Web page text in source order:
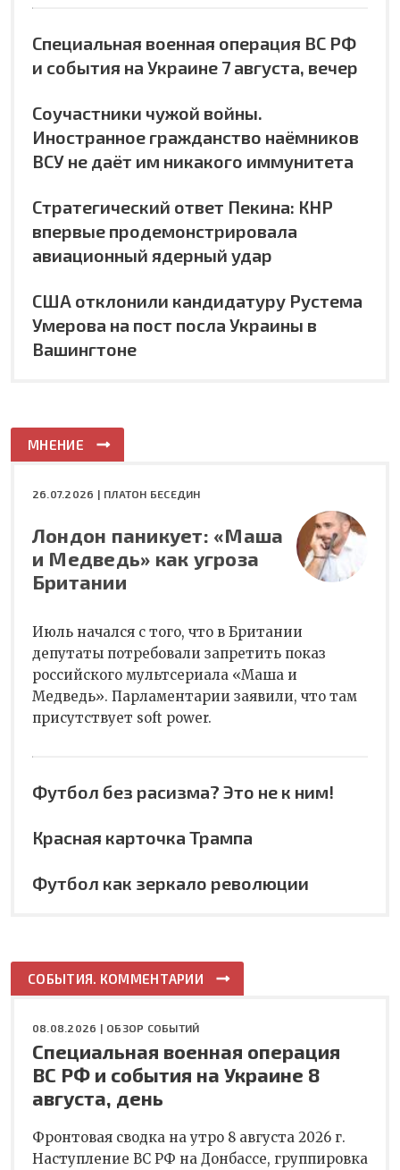
Специальная военная операция ВС РФ
и события на Украине 7 августа, вечер
Соучастники чужой войны.
Иностранное гражданство наёмников
ВСУ не даёт им никакого иммунитета
Стратегический ответ Пекина: КНР
впервые продемонстрировала
авиационный ядерный удар
США отклонили кандидатуру Рустема
Умерова на пост посла Украины в
Вашингтоне
МНЕНИЕ
26.07.2026 | ПЛАТОН БЕСЕДИН
Лондон паникует: «Маша
и Медведь» как угроза
Британии
Июль начался с того, что в Британии
депутаты потребовали запретить показ
российского мультсериала «Маша и
Медведь». Парламентарии заявили, что там
присутствует soft power.
Футбол без расизма? Это не к ним!
Красная карточка Трампа
Футбол как зеркало революции
СОБЫТИЯ. КОММЕНТАРИИ
08.08.2026 | ОБЗОР СОБЫТИЙ
Специальная военная операция
ВС РФ и события на Украине 8
августа, день
Фронтовая сводка на утро 8 августа 2026 г.
Наступление ВС РФ на Донбассе, группировка